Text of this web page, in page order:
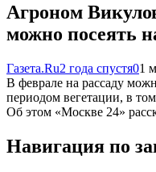
Агроном
можно посеять
Газета.Ru2 года спустя01
В феврале на рассаду
периодом вегетации, в
Об этом «Москве 24»
Навигация по